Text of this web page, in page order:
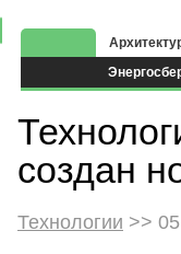
создан
Технологии >>